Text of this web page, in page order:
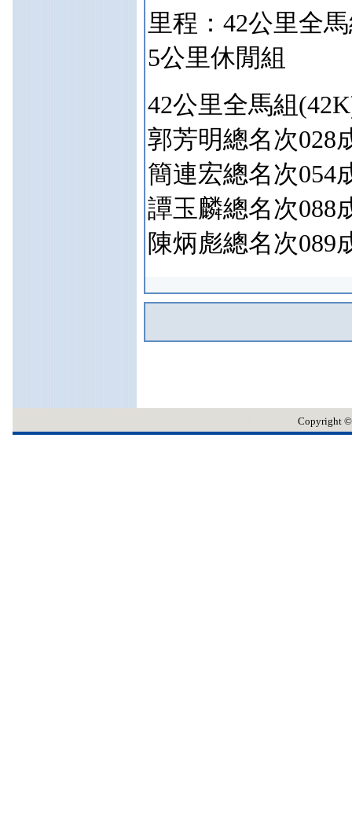
里程：42公里全
5公里休閒組
42公里全馬組(42
郭芳明總名次028
簡連宏總名次054
譚玉麟總名次088
陳炳彪總名次089
Copyright